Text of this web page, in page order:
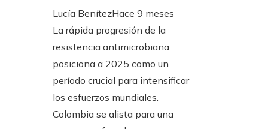
Lucía BenítezHace 9 meses
La rápida progresión de la
resistencia antimicrobiana
posiciona a 2025 como un
período crucial para intensificar
los esfuerzos mundiales.
Colombia se alista para una